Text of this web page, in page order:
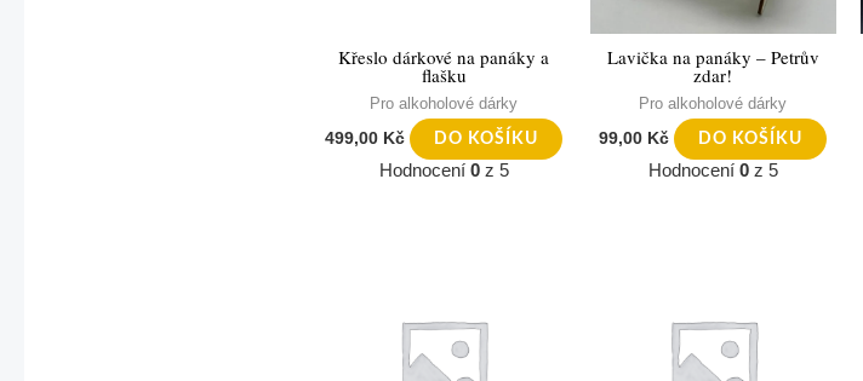
Křeslo dárkové na panáky a
flašku
Pro alkoholové dárky
499,00 Kč DO KOŠÍKU
Hodnocení 0z 5
Lavička na panáky – Petrův
zdar!
Pro alkoholové dárky
99,00 Kč DO KOŠÍKU
Hodnocení 0z 5